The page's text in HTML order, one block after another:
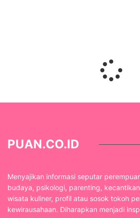
PUAN.CO.ID
Menyajikan informasi seputar
budaya, psikologi, parenting,
wisata kuliner, profil atau sosok tokoh
kewirausahaan. Diharapkan menjadi